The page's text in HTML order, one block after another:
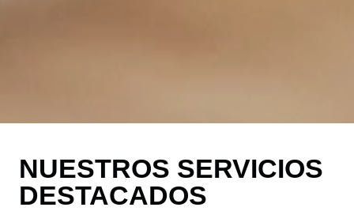
NUESTROS SERVICIOS
DESTACADOS